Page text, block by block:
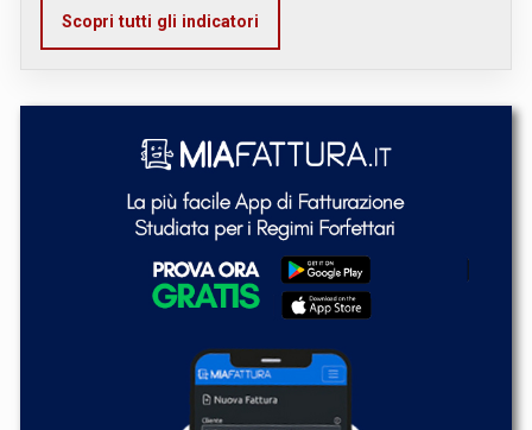
Scopri tutti gli indicatori